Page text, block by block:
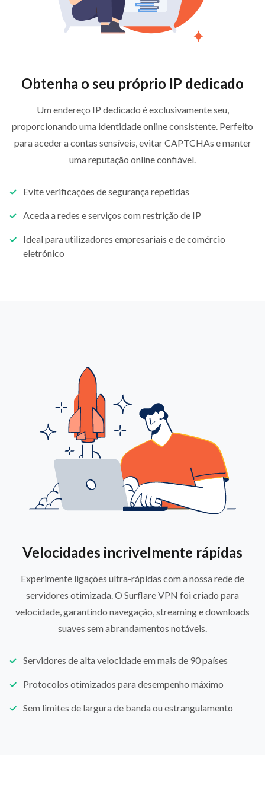
Obtenha o seu próprio IP dedicado
Um endereço IP dedicado é exclusivamente seu,
proporcionando uma identidade online consistente. Perfeito
para aceder a contas sensíveis, evitar CAPTCHAs e manter
uma reputação online confiável.
Evite verificações de segurança repetidas
Aceda a redes e serviços com restrição de IP
Ideal para utilizadores empresariais e de comércio
eletrónico
Velocidades incrivelmente rápidas
Experimente ligações ultra-rápidas com a nossa rede de
servidores otimizada. O Surflare VPN foi criado para
velocidade, garantindo navegação, streaming e downloads
suaves sem abrandamentos notáveis.
Servidores de alta velocidade em mais de 90 países
Protocolos otimizados para desempenho máximo
Sem limites de largura de banda ou estrangulamento